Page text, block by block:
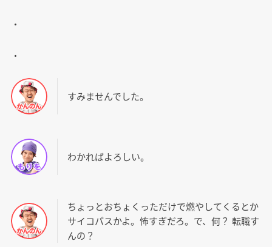
・
・
すみませんでした。
わかればよろしい。
ちょっとおちょくっただけで燃やしてくるとか
サイコパスかよ。怖すぎだろ。で、何？ 転職す
んの？